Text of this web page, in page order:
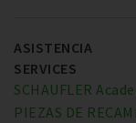
ASISTENCIA
SERVICES
SCHAUFLER
PIEZAS DE